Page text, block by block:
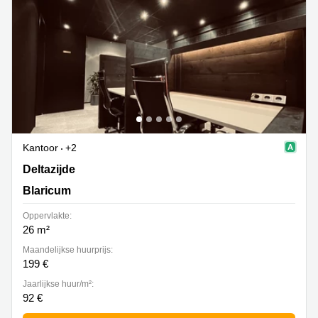
Kantoor
+2
Deltazijde 20b, Blaricum
Deltazijde
Blaricum
Oppervlakte:
26 m²
Maandelijkse huurprijs:
199 €
Jaarlijkse huur/m²:
92 €